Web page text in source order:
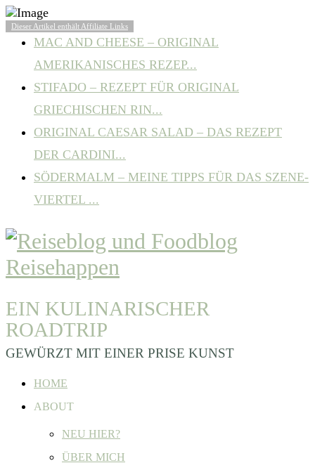
BELIEBTE ARTIKEL
MAC AND CHEESE – ORIGINAL
AMERIKANISCHES REZEP...
STIFADO – REZEPT FÜR ORIGINAL
GRIECHISCHEN RIN...
ORIGINAL CAESAR SALAD – DAS REZEPT
DER CARDINI...
SÖDERMALM – MEINE TIPPS FÜR DAS SZENE-
VIERTEL ...
EIN KULINARISCHER
ROADTRIP
GEWÜRZT MIT EINER PRISE KUNST
HOME
ABOUT
NEU HIER?
ÜBER MICH
Dieser Artikel enthält Affiliate Links